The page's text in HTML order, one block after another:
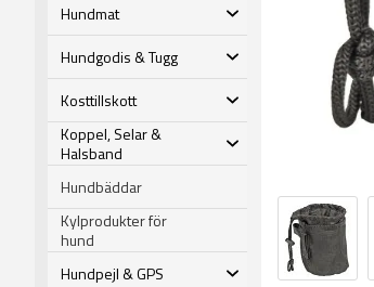
Hundmat
Hundgodis & Tugg
Kosttillskott
Koppel, Selar &
Halsband
Hundbäddar
Kylprodukter för
hund
Hundpejl & GPS